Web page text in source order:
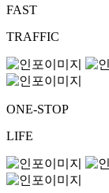
FAST
TRAFFIC
ONE-STOP
LIFE